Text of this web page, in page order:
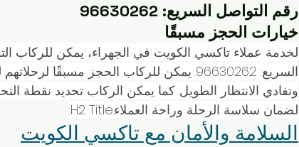
رقم التواصل السريع: 96630262
خيارات الحجز مسبقًا
لخدمة عملاء تاكسي الكويت في الجهراء، يمكن للركاب
السريع: 96630262. يمكن للركاب الحجز
وتفادي الانتظار الطويل. كما يمكن الركاب تحديد نقطة
لضمان سلاسة الرحلة وراحة العملاء.H2 Title:
السلامة والأمان مع تاكسي الكويت